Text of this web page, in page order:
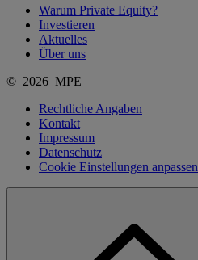
Warum Private Equity?
Investieren
Aktuelles
Über uns
© 2026 MPE
Rechtliche Angaben
Kontakt
Impressum
Datenschutz
Cookie Einstellungen anpassen